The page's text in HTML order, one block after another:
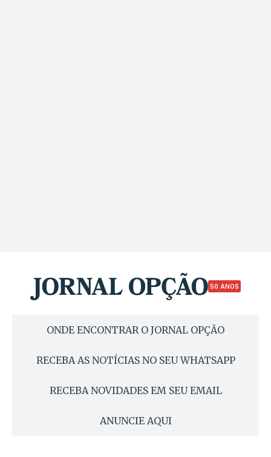
50 ANOS
ONDE ENCONTRAR O JORNAL OPÇÃO
RECEBA AS NOTÍCIAS NO SEU WHATSAPP
RECEBA NOVIDADES EM SEU EMAIL
ANUNCIE AQUI